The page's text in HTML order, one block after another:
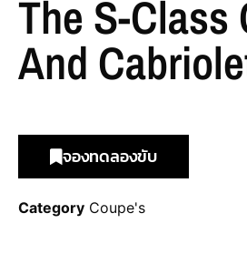
The S-Class
And
จองทดลองขับ
Category Coupe's